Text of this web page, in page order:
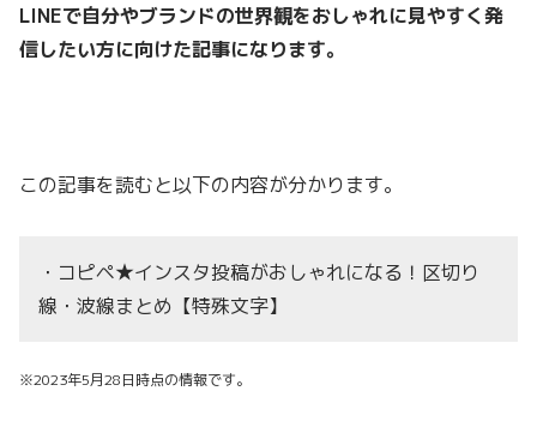
LINEで自分やブランドの世界観をおしゃれに見やすく発
信したい方に向けた記事になります。
この記事を読むと以下の内容が分かります。
・コピペ★インスタ投稿がおしゃれになる！区切り
線・波線まとめ【特殊文字】
※2023年5月28日時点の情報です。